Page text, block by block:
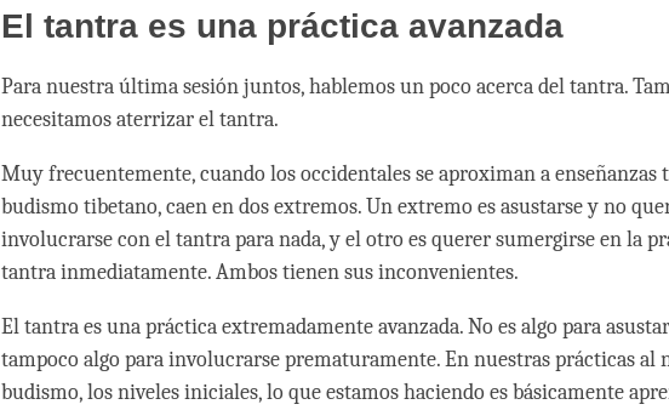
facebook
El tantra es una práctica avanzada
Para nuestra última sesión juntos, hablemos un poco acerca del tantra.
necesitamos aterrizar el tantra.
Muy frecuentemente, cuando los occidentales se aproximan a enseñanzas
budismo tibetano, caen en dos extremos. Un extremo es asustarse y no
involucrarse con el tantra para nada, y el otro es querer sumergirse en la
tantra inmediatamente. Ambos tienen sus inconvenientes.
El tantra es una práctica extremadamente avanzada. No es algo para
tampoco algo para involucrarse prematuramente. En nuestras prácticas al
budismo, los niveles iniciales, lo que estamos haciendo es básicamente